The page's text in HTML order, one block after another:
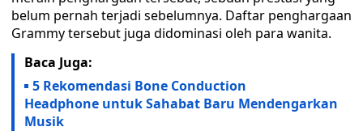
belum pernah terjadi sebelumnya. Daftar penghargaan
Grammy tersebut juga didominasi oleh para wanita.
Baca Juga:
5 Rekomendasi Bone Conduction
Headphone untuk Sahabat Baru Mendengarkan
Musik